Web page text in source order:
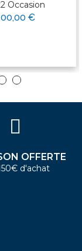
Occasion
€
OFFERTE
d'achat